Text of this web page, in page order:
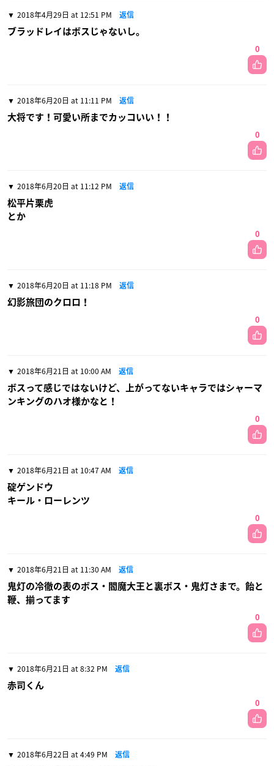
2018年4月29日 at 12:51 PM 返信
ブラッドレイはボスじゃないし。
0
2018年6月20日 at 11:11 PM 返信
大将です！可愛い所までカッコいい！！
0
2018年6月20日 at 11:12 PM 返信
松平片栗虎
とか
0
2018年6月20日 at 11:18 PM 返信
幻影旅団のクロロ！
0
2018年6月21日 at 10:00 AM 返信
ボスって感じではないけど、上がってないキャラではシャーマ
ンキングのハオ様かなと！
0
2018年6月21日 at 10:47 AM 返信
碇ゲンドウ
キール・ローレンツ
0
2018年6月21日 at 11:30 AM 返信
鬼灯の冷徹の表のボス・閻魔大王と裏ボス・鬼灯さまで。飴と
鞭、揃ってます
0
2018年6月21日 at 8:32 PM 返信
赤司くん
0
2018年6月22日 at 4:49 PM 返信